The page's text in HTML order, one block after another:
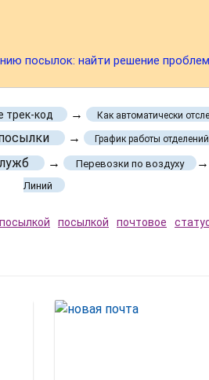
посылок: найти решение
трек-код → Как автоматически
→ График работы отделений
→ Перевозки по воздуху →
Линий
посылкой почтовое